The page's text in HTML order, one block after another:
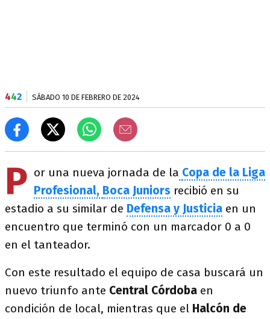
442 SÁBADO 10 DE FEBRERO DE 2024
P or una nueva jornada de la Copa de la Liga
Profesional, Boca Juniors recibió en su
estadio a su similar de Defensa y Justicia en un
encuentro que terminó con un marcador 0 a 0
en el tanteador.
Con este resultado el equipo de casa buscará un
nuevo triunfo ante Central Córdoba en
condición de local, mientras que el Halcón de